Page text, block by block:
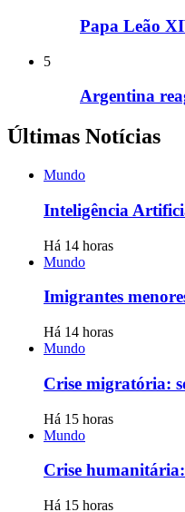
Papa Leão
5
Argentina
Últimas Notícias
Mundo
Inteligência
Há 14 horas
Mundo
Imigrantes
Há 14 horas
Mundo
Crise migratória:
Há 15 horas
Mundo
Crise
Há 15 horas